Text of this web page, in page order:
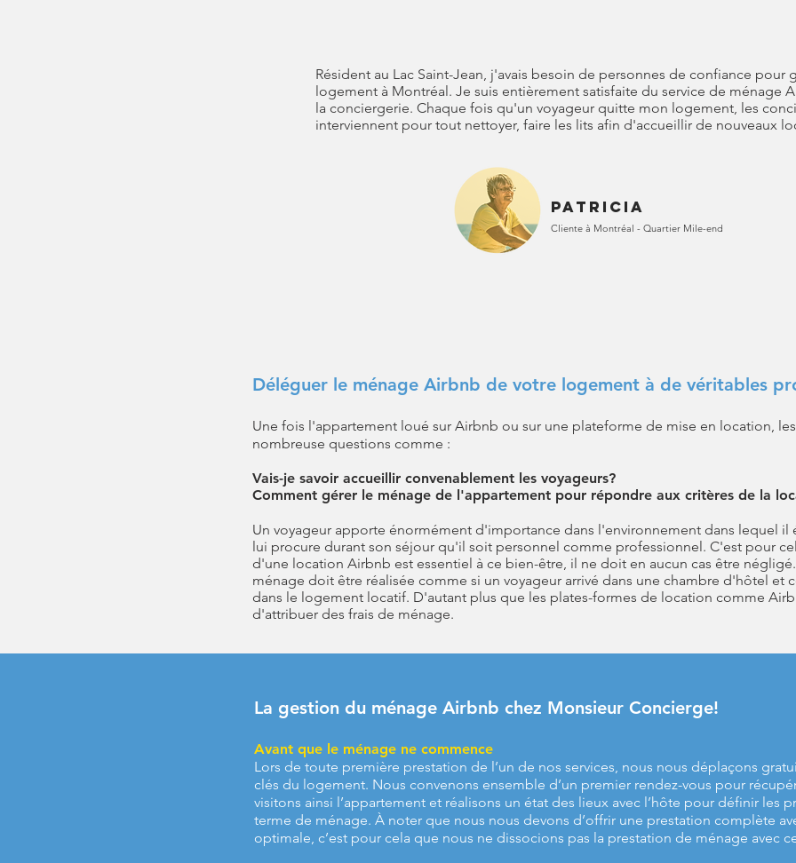
Résident au Lac Saint-Jean, j'avais besoin de personnes de confiance pour
logement à Montréal. Je suis entièrement satisfaite du service de ménage
la conciergerie. Chaque fois qu'un voyageur quitte mon logement, les
interviennent pour tout nettoyer, faire les lits afin d'accueillir de nouveaux
patricia
Cliente à Montréal - Quartier Mile-end
Déléguer le ménage Airbnb de votre logement à de véritables
Une fois l'appartement loué sur Airbnb ou sur une plateforme de mise en location,
nombreuse questions comme :
Vais-je savoir accueillir convenablement les voyageurs?
Comment gérer le ménage de l'appartement pour répondre aux critères de la
Un voyageur apporte énormément d'importance dans l'environnement dans lequel il
lui procure durant son séjour qu'il soit personnel comme professionnel. C'est pour
d'une location Airbnb est essentiel à ce bien-être, il ne doit en aucun cas être
ménage doit être réalisée comme si un voyageur arrivé dans une chambre d'hôtel et
dans le logement locatif. D'autant plus que les plates-formes de location comme
d'attribuer des frais de ménage.
La gestion du ménage Airbnb chez Monsieur Concierge!​
Avant que le ménage ne commence
Lors de toute première prestation de l’un de nos services, nous nous déplaçons
clés du logement. Nous convenons ensemble d’un premier rendez-vous pour
visitons ainsi l’appartement et réalisons un état des lieux avec l’hôte pour définir les
terme de ménage. À noter que nous nous devons d’offrir une prestation complète
optimale, c’est pour cela que nous ne dissocions pas la prestation de ménage avec